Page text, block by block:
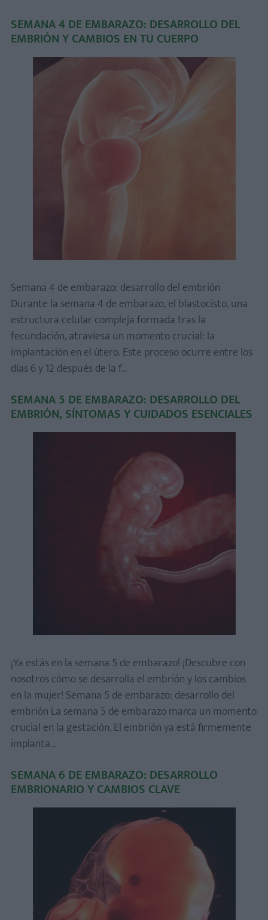
SEMANA 4 DE EMBARAZO: DESARROLLO DEL
EMBRIÓN Y CAMBIOS EN TU CUERPO
Semana 4 de embarazo: desarrollo del embrión
Durante la semana 4 de embarazo, el blastocisto, una
estructura celular compleja formada tras la
fecundación, atraviesa un momento crucial: la
implantación en el útero. Este proceso ocurre entre los
días 6 y 12 después de la f...
SEMANA 5 DE EMBARAZO: DESARROLLO DEL
EMBRIÓN, SÍNTOMAS Y CUIDADOS ESENCIALES
¡Ya estás en la semana 5 de embarazo! ¡Descubre con
nosotros cómo se desarrolla el embrión y los cambios
en la mujer! Semana 5 de embarazo: desarrollo del
embrión La semana 5 de embarazo marca un momento
crucial en la gestación. El embrión ya está firmemente
implanta...
SEMANA 6 DE EMBARAZO: DESARROLLO
EMBRIONARIO Y CAMBIOS CLAVE